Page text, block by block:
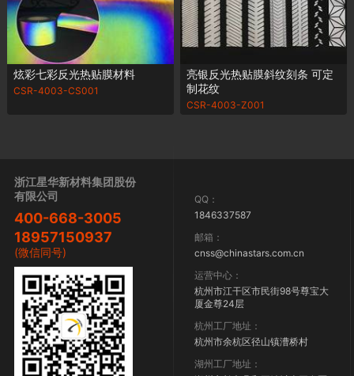
炫彩七彩反光热贴膜材料
CSR-4003-CS001
亮银反光热贴膜斜纹刻条 可定
制花纹
CSR-4003-Z001
浙江星华新材料集团股份
有限公司
400-668-3005
18957150937
(微信同号)
QQ：
1846337587
邮箱：
cnss@chinastars.com.cn
运营中心：
杭州市江干区市民街98号尊宝大
厦金尊24层
杭州工厂地址：
杭州市余杭区径山镇漕桥村
湖州工厂地址：